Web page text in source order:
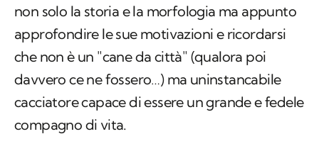
non solo la storia e la morfologia ma appunto
approfondire le sue motivazioni e ricordarsi
che non è un "cane da città" (qualora poi
davvero ce ne fossero…) ma uninstancabile
cacciatore capace di essere un grande e fedele
compagno di vita.